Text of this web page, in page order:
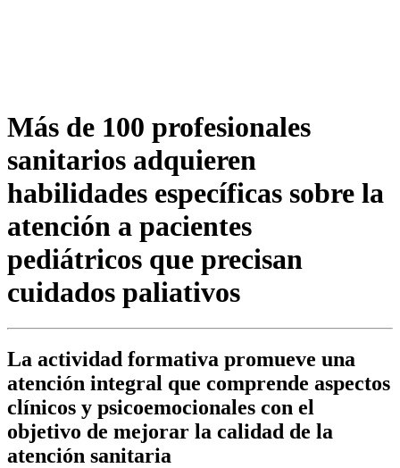
Más de 100 profesionales
sanitarios adquieren
habilidades específicas sobre la
atención a pacientes
pediátricos que precisan
cuidados paliativos
La actividad formativa promueve una
atención integral que comprende aspectos
clínicos y psicoemocionales con el
objetivo de mejorar la calidad de la
atención sanitaria